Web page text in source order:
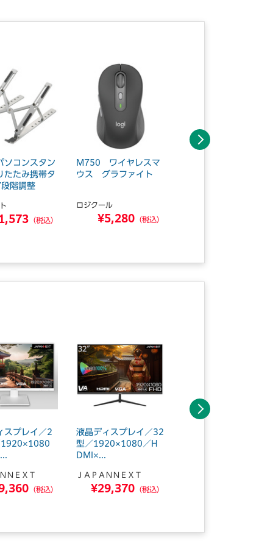
ソコンスタン
たたみ携帯タ
階調整
（税込）
M750 ワイヤレスマ
ウス グラファイト
ロジクール
¥5,280 （税込）
次へ
スプレイ／2
1920×1080
ＮＥＸＴ
（税込）
液晶ディスプレイ／32
型／1920×1080／H
DMI×...
ＪＡＰＡＮＮＥＸＴ
¥29,370 （税込）
次へ